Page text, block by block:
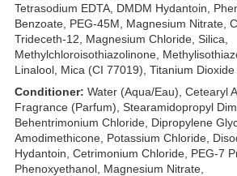
Tetrasodium EDTA, DMDM Hydantoin,
Benzoate, PEG-45M, Magnesium Nitrate,
Trideceth-12, Magnesium Chloride, Silica,
Methylchloroisothiazolinone,
Linalool, Mica (CI 77019), Titanium Dioxide
Conditioner: Water (Aqua/Eau), Cetearyl
Fragrance (Parfum), Stearamidopropyl
Behentrimonium Chloride, Dipropylene
Amodimethicone, Potassium Chloride,
Hydantoin, Cetrimonium Chloride, PEG-7
Phenoxyethanol, Magnesium Nitrate,